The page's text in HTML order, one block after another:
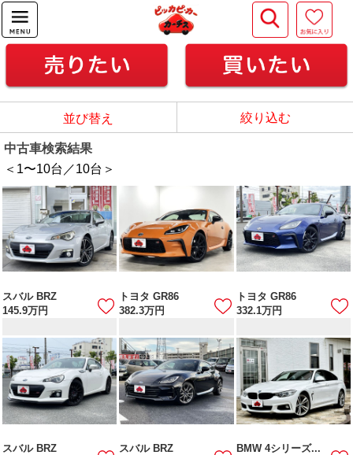
並び替え 絞り込む
中古車検索結果
＜1〜10台／10台＞
スバル BRZ
145.9万円
トヨタ GR86
382.3万円
トヨタ GR86
332.1万円
スバル BRZ
スバル BRZ
BMW 4シリーズ...